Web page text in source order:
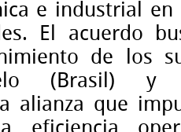
e industrial
El acuerdo
de los
(Brasil) y
alianza que